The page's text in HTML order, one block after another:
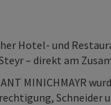
Hotel- und
– direkt am
MINICHMAYR
Schneider